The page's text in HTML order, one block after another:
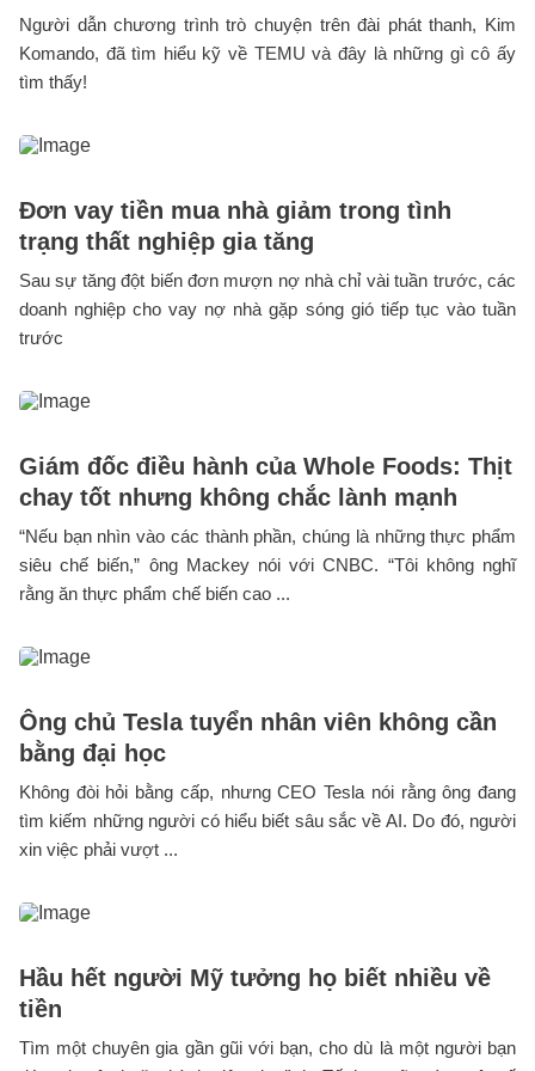
Người dẫn chương trình trò chuyện trên đài phát thanh, Kim
Komando, đã tìm hiểu kỹ về TEMU và đây là những gì cô ấy
tìm thấy!
Đơn vay tiền mua nhà giảm trong tình
trạng thất nghiệp gia tăng
Sau sự tăng đột biến đơn mượn nợ nhà chỉ vài tuần trước, các
doanh nghiệp cho vay nợ nhà gặp sóng gió tiếp tục vào tuần
trước
Giám đốc điều hành của Whole Foods: Thịt
chay tốt nhưng không chắc lành mạnh
“Nếu bạn nhìn vào các thành phần, chúng là những thực phẩm
siêu chế biến,” ông Mackey nói với CNBC. “Tôi không nghĩ
rằng ăn thực phẩm chế biến cao ...
Ông chủ Tesla tuyển nhân viên không cần
bằng đại học
Không đòi hỏi bằng cấp, nhưng CEO Tesla nói rằng ông đang
tìm kiếm những người có hiểu biết sâu sắc về AI. Do đó, người
xin việc phải vượt ...
Hầu hết người Mỹ tưởng họ biết nhiều về
tiền
Tìm một chuyên gia gần gũi với bạn, cho dù là một người bạn